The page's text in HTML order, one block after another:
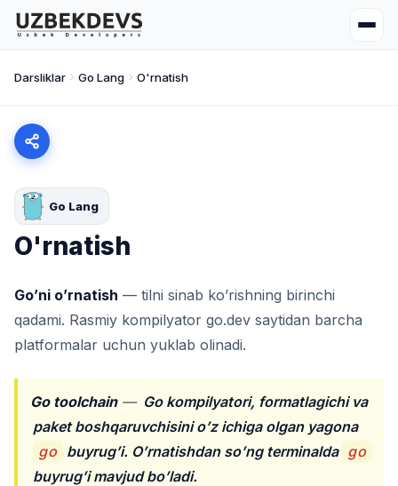
Darsliklar Go Lang O'rnatish
Go Lang
O'rnatish
Go’ni o’rnatish — tilni sinab ko’rishning birinchi
qadami. Rasmiy kompilyator go.dev saytidan barcha
platformalar uchun yuklab olinadi.
Go toolchain— Go kompilyatori, formatlagichi va
paket boshqaruvchisini o’z ichiga olgan yagona
go buyrug’i. O’rnatishdan so’ng terminalda go
buyrug’i mavjud bo’ladi.